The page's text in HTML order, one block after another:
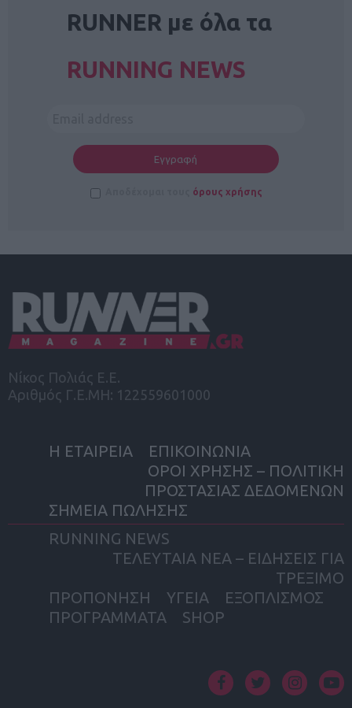
RUNNER με όλα τα
RUNNING NEWS
όρους χρήσης
Νίκος Πολιάς Ε.Ε.
Αριθμός Γ.Ε.ΜΗ: 122559601000
Η ΕΤΑΙΡΕΙΑ
ΕΠΙΚΟΙΝΩΝΙΑ
ΟΡΟΙ ΧΡΗΣΗΣ – ΠΟΛΙΤΙΚΗ
ΠΡΟΣΤΑΣΙΑΣ ΔΕΔΟΜΕΝΩΝ
ΣΗΜΕΙΑ ΠΩΛΗΣΗΣ
RUNNING NEWS
ΤΕΛΕΥΤΑΙΑ ΝΕΑ – ΕΙΔΗΣΕΙΣ ΓΙΑ
ΤΡΕΞΙΜΟ
ΠΡΟΠΟΝΗΣΗ
ΥΓΕΙΑ
ΕΞΟΠΛΙΣΜΟΣ
ΠΡΟΓΡΑΜΜΑΤΑ
SHOP